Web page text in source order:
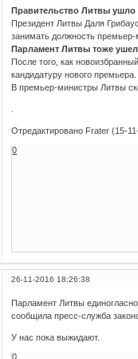
Правительство Литвы ушло
Президент Литвы Даля
занимать должность
Парламент Литвы тоже
После того, как
кандидатуру нового премьера.
В премьер-министры Литвы
Отредактировано Frater (15-
0
26-11-2016 18:26:38
Парламент Литвы
сообщила пресс-служба
У нас пока выжидают.
0